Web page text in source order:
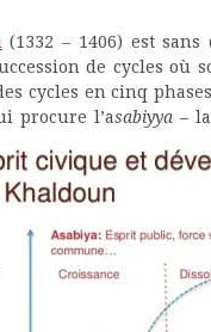
(1332 – 1406) est
de cycles où
cycles en cinq
procure l’asabiyya– la